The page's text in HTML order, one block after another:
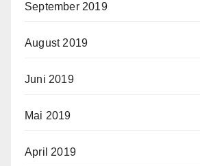
September 2019
August 2019
Juni 2019
Mai 2019
April 2019